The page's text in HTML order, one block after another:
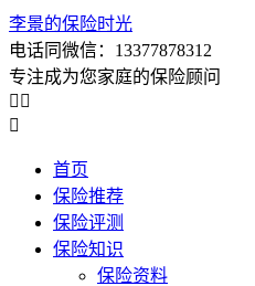
李景的保险时光
电话同微信：13377878312
专注成为您家庭的保险顾问
 

首页
保险推荐
保险评测
保险知识
保险资料